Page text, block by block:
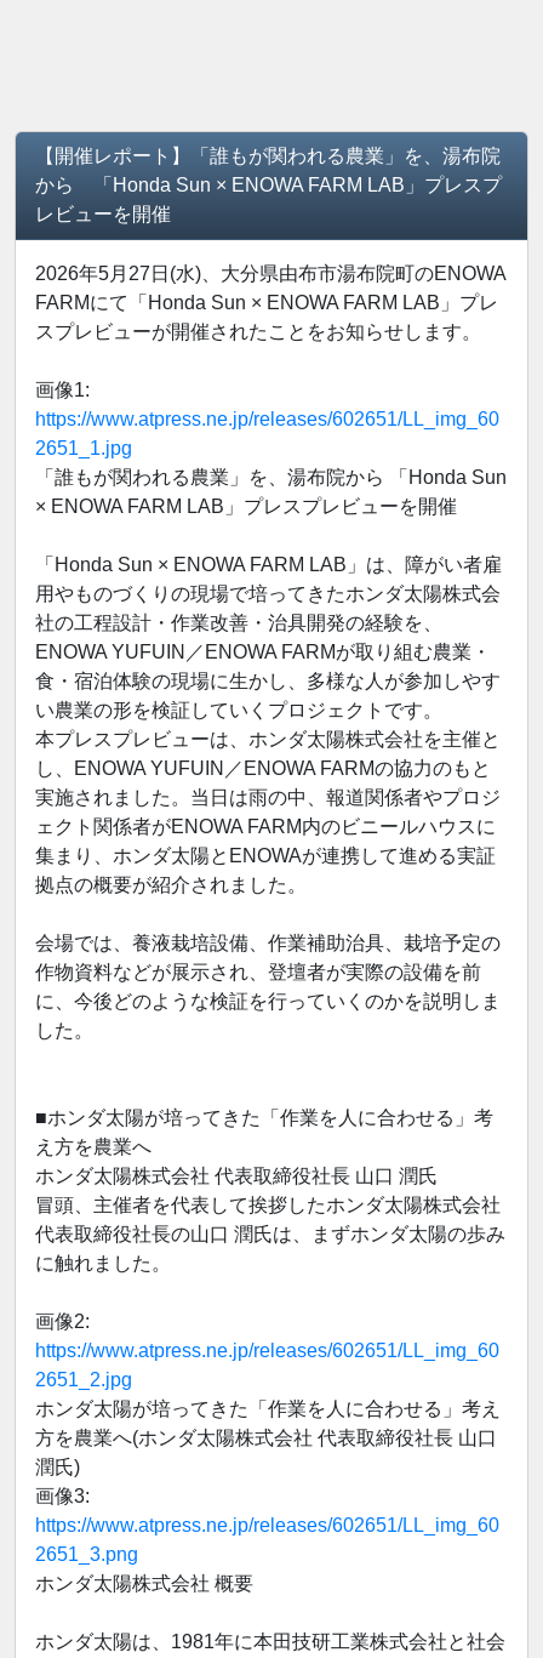
【開催レポート】「誰もが関われる農業」を、湯布院
から 「Honda Sun × ENOWA FARM LAB」プレスプ
レビューを開催
2026年5月27日(水)、大分県由布市湯布院町のENOWA
FARMにて「Honda Sun × ENOWA FARM LAB」プレ
スプレビューが開催されたことをお知らせします。
画像1:
https://www.atpress.ne.jp/releases/602651/LL_img_60
2651_1.jpg
「誰もが関われる農業」を、湯布院から 「Honda Sun
× ENOWA FARM LAB」プレスプレビューを開催
「Honda Sun × ENOWA FARM LAB」は、障がい者雇
用やものづくりの現場で培ってきたホンダ太陽株式会
社の工程設計・作業改善・治具開発の経験を、
ENOWA YUFUIN／ENOWA FARMが取り組む農業・
食・宿泊体験の現場に生かし、多様な人が参加しやす
い農業の形を検証していくプロジェクトです。
本プレスプレビューは、ホンダ太陽株式会社を主催と
し、ENOWA YUFUIN／ENOWA FARMの協力のもと
実施されました。当日は雨の中、報道関係者やプロジ
ェクト関係者がENOWA FARM内のビニールハウスに
集まり、ホンダ太陽とENOWAが連携して進める実証
拠点の概要が紹介されました。
会場では、養液栽培設備、作業補助治具、栽培予定の
作物資料などが展示され、登壇者が実際の設備を前
に、今後どのような検証を行っていくのかを説明しま
した。
■ホンダ太陽が培ってきた「作業を人に合わせる」考
え方を農業へ
ホンダ太陽株式会社 代表取締役社長 山口 潤氏
冒頭、主催者を代表して挨拶したホンダ太陽株式会社
代表取締役社長の山口 潤氏は、まずホンダ太陽の歩み
に触れました。
画像2:
https://www.atpress.ne.jp/releases/602651/LL_img_60
2651_2.jpg
ホンダ太陽が培ってきた「作業を人に合わせる」考え
方を農業へ(ホンダ太陽株式会社 代表取締役社長 山口
潤氏)
画像3:
https://www.atpress.ne.jp/releases/602651/LL_img_60
2651_3.png
ホンダ太陽株式会社 概要
ホンダ太陽は、1981年に本田技研工業株式会社と社会